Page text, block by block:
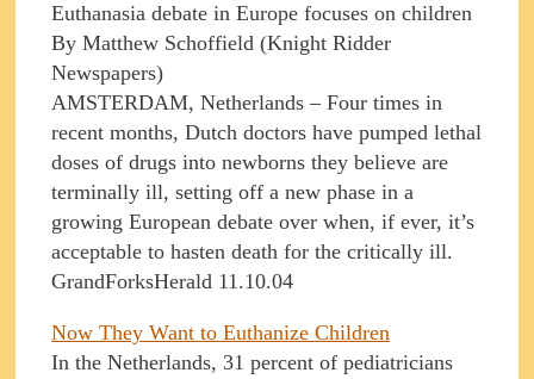
Euthanasia debate in Europe focuses on children
By Matthew Schoffield (Knight Ridder
Newspapers)
AMSTERDAM, Netherlands – Four times in
recent months, Dutch doctors have pumped lethal
doses of drugs into newborns they believe are
terminally ill, setting off a new phase in a
growing European debate over when, if ever, it’s
acceptable to hasten death for the critically ill.
GrandForksHerald 11.10.04
Now They Want to Euthanize Children
In the Netherlands, 31 percent of pediatricians